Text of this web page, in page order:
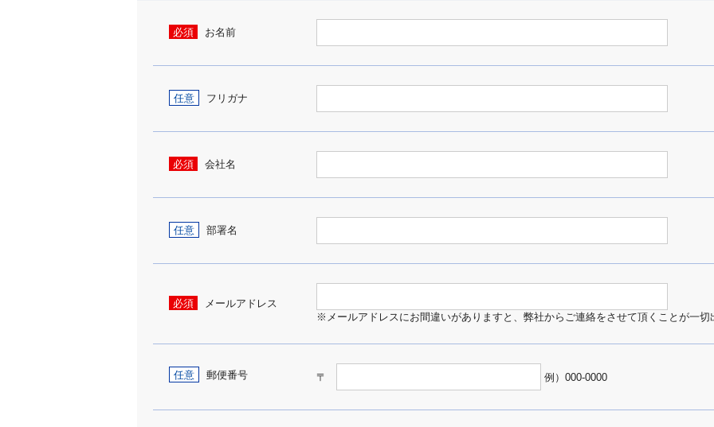
必須 お名前
任意 フリガナ
必須 会社名
任意 部署名
必須
メールアドレス
※メールアドレスにお間違いがありますと、弊社からご連絡をさせて頂くことが一切
任意 郵便番号 〒 例）000-0000